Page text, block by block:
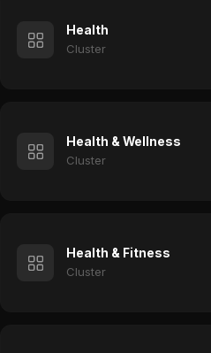
Health
Cluster
Health & Wellness
Cluster
Health & Fitness
Cluster